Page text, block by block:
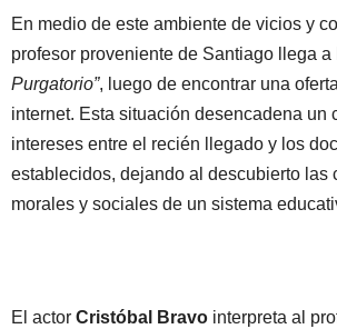
En medio de este ambiente de vicios y
profesor proveniente de Santiago llega a
Purgatorio”, luego de encontrar una
internet. Esta situación desencadena un
intereses entre el recién llegado y los
establecidos, dejando al descubierto las
morales y sociales de un sistema
El actor Cristóbal Bravo interpreta al